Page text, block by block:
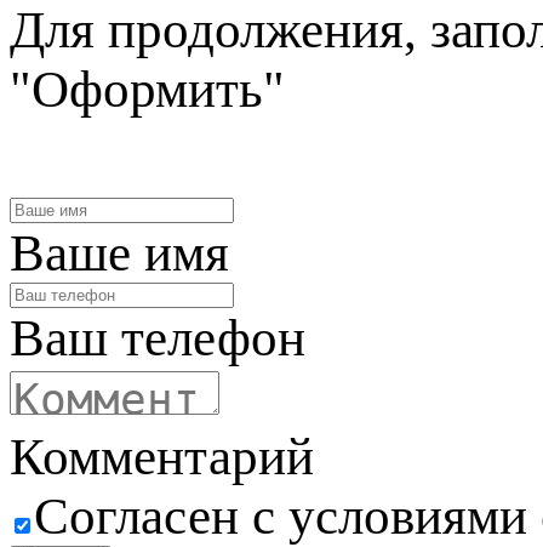
Для продолжения,
"Оформить"
Ваше имя
Ваш телефон
Комментарий
Согласен с